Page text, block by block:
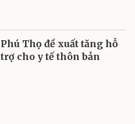
Phú Thọ đề xuất tăng hỗ
trợ cho y tế thôn bản